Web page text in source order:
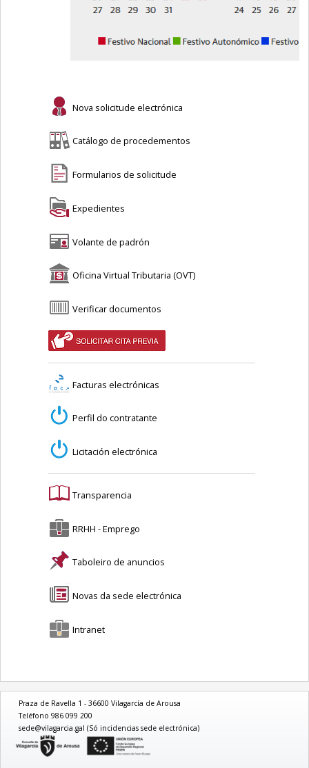
Nova solicitude electrónica
Catálogo de procedementos
Formularios de solicitude
Expedientes
Volante de padrón
Oficina Virtual Tributaria (OVT)
Verificar documentos
Facturas electrónicas
Perfil do contratante
Licitación electrónica
Transparencia
RRHH - Emprego
Taboleiro de anuncios
Novas da sede electrónica
Intranet
Praza de Ravella 1 - 36600 Vilagarcía de Arousa
Teléfono 986 099 200
sede@vilagarcia.gal (Só incidencias sede electrónica)